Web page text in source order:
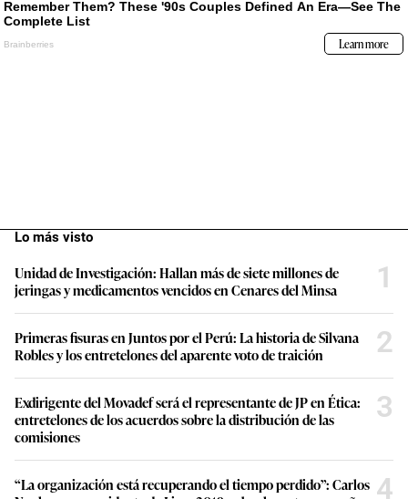
Lo más visto
Unidad de Investigación: Hallan más de siete millones de
jeringas y medicamentos vencidos en Cenares del Minsa
1
Primeras fisuras en Juntos por el Perú: La historia de Silvana
Robles y los entretelones del aparente voto de traición
2
Exdirigente del Movadef será el representante de JP en Ética:
entretelones de los acuerdos sobre la distribución de las
comisiones
3
“La organización está recuperando el tiempo perdido”: Carlos 4